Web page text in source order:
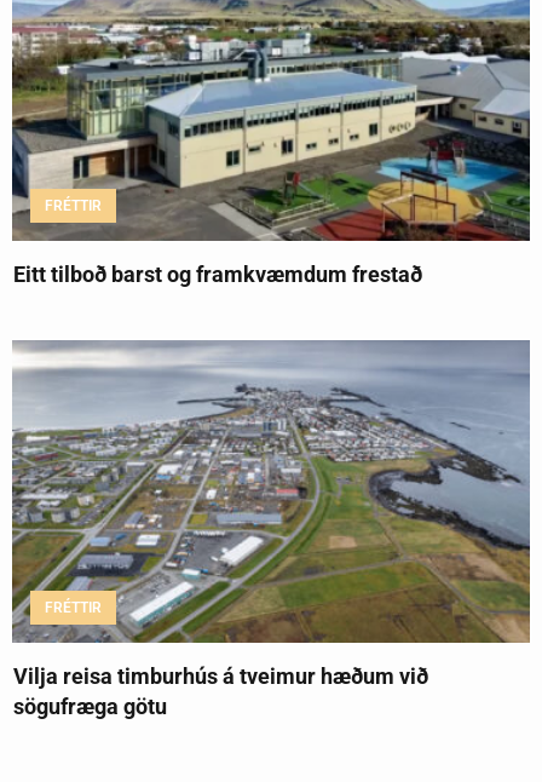
FRÉTTIR
Eitt tilboð barst og framkvæmdum frestað
FRÉTTIR
Vilja reisa timburhús á tveimur hæðum við
sögufræga götu